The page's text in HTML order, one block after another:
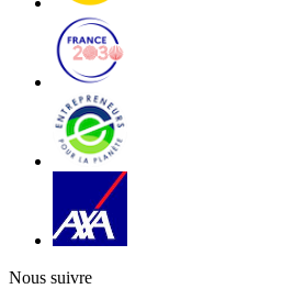
Nous suivre